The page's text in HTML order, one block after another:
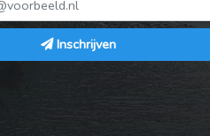
Inschrijven